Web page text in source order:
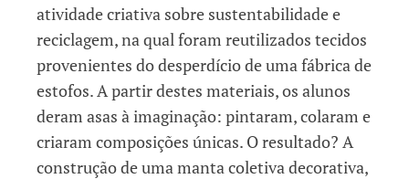
atividade criativa sobre sustentabilidade e
reciclagem, na qual foram reutilizados tecidos
provenientes do desperdício de uma fábrica de
estofos. A partir destes materiais, os alunos
deram asas à imaginação: pintaram, colaram e
criaram composições únicas. O resultado? A
construção de uma manta coletiva decorativa,